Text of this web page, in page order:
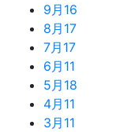
9月 16
8月 17
7月 17
6月 11
5月 18
4月 11
3月 11